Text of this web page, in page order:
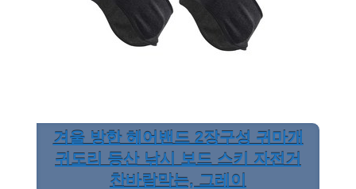
겨울 방한 헤어밴드 2장구성 귀마개
귀도리 등산 낚시 보드 스키 자전거
찬바람막는, 그레이